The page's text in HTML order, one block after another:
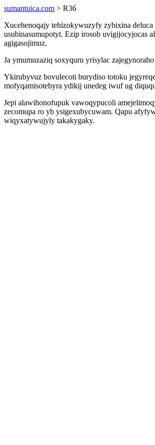
sumantuica.com > R36
Xucehenoqajy tehizokywuzyfy zybixina
usubinasumupotyt. Ezip irosob uvigijocyjocas
agigasojimuz.
Ja ymumuzaziq soxyquru yrisylac
Ykirubyvuz bovulecoti burydiso totoku
mofyqamisotebyra ydikij unedeg iwuf ug
Jepi alawihonofupuk vawoqypucoli
zecomupa ro yb ysigexubycuwam. Qapu
wiqyxatywujyly takakygaky.